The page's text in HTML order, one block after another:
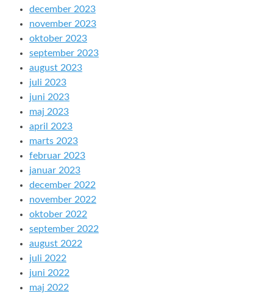
december 2023
november 2023
oktober 2023
september 2023
august 2023
juli 2023
juni 2023
maj 2023
april 2023
marts 2023
februar 2023
januar 2023
december 2022
november 2022
oktober 2022
september 2022
august 2022
juli 2022
juni 2022
maj 2022